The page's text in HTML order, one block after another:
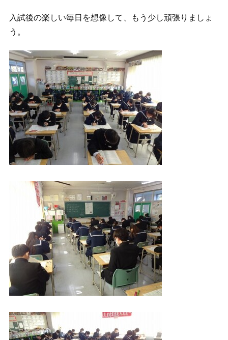
入試後の楽しい毎日を想像して、もう少し頑張りましょ
う。